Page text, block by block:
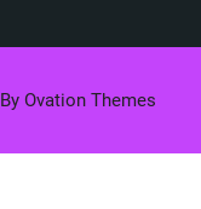
By Ovation Themes